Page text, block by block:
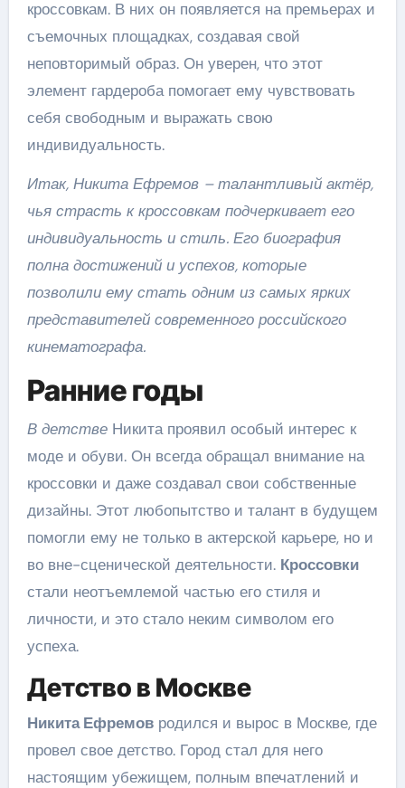
кроссовкам. В них он появляется на премьерах и
съемочных площадках, создавая свой
неповторимый образ. Он уверен, что этот
элемент гардероба помогает ему чувствовать
себя свободным и выражать свою
индивидуальность.
Итак, Никита Ефремов – талантливый актёр,
чья страсть к кроссовкам подчеркивает его
индивидуальность и стиль. Его биография
полна достижений и успехов, которые
позволили ему стать одним из самых ярких
представителей современного российского
кинематографа.
Ранние годы
В детствеНикита проявил особый интерес к
моде и обуви. Он всегда обращал внимание на
кроссовки и даже создавал свои собственные
дизайны. Этот любопытство и талант в будущем
помогли ему не только в актерской карьере, но и
во вне-сценической деятельности. Кроссовки
стали неотъемлемой частью его стиля и
личности, и это стало неким символом его
успеха.
Детство в Москве
Никита Ефремовродился и вырос в Москве, где
провел свое детство. Город стал для него
настоящим убежищем, полным впечатлений и